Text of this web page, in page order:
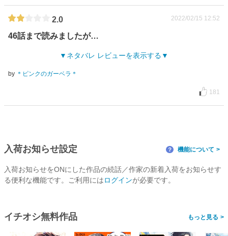
2.0 2022/02/15 12:52
46話まで読みましたが…
ネタバレ レビューを表示する
by ＊ピンクのガーベラ＊
181
入荷お知らせ設定 ？ 機能について
入荷お知らせをONにした作品の続話／作家の新着入荷をお知らせす
る便利な機能です。ご利用にはログインが必要です。
イチオシ無料作品 >